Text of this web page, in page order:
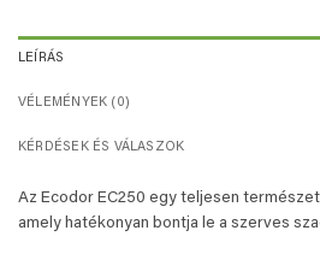
LEÍRÁS
VÉLEMÉNYEK (0)
KÉRDÉSEK ÉS VÁLASZOK
Az Ecodor EC250 egy teljesen
amely hatékonyan bontja le a szerves